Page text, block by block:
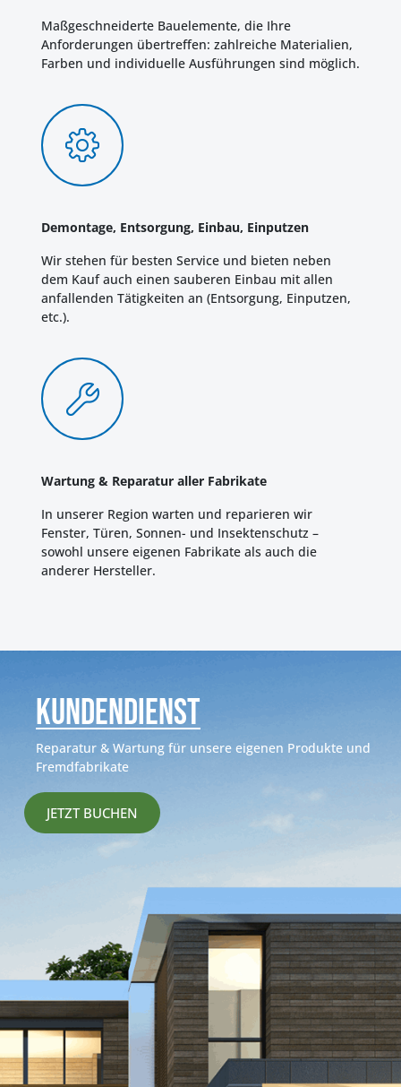
Maßgeschneiderte Bauelemente, die Ihre
Anforderungen übertreffen: zahlreiche Materialien,
Farben und individuelle Ausführungen sind möglich.
Demontage, Entsorgung, Einbau, Einputzen
Wir stehen für besten Service und bieten neben
dem Kauf auch einen sauberen Einbau mit allen
anfallenden Tätigkeiten an (Entsorgung, Einputzen,
etc.).
Wartung & Reparatur aller Fabrikate
In unserer Region warten und reparieren wir
Fenster, Türen, Sonnen- und Insektenschutz –
sowohl unsere eigenen Fabrikate als auch die
anderer Hersteller.
kundendienst
Reparatur & Wartung für unsere eigenen Produkte und
Fremdfabrikate
JETZT BUCHEN